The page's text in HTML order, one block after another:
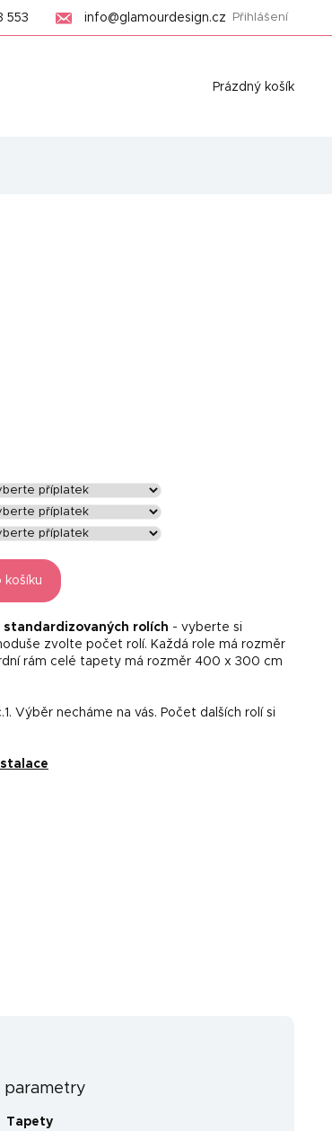
553 info@glamourdesign.cz Přihlášení
Nákupní
Prázdný košík
košíku
standardizovaných rolích - vyberte si
zvolte počet rolí. Každá role má rozměr
rám celé tapety má rozměr 400 x 300 cm
Výběr necháme na vás. Počet dalších rolí si
parametry
Tapety